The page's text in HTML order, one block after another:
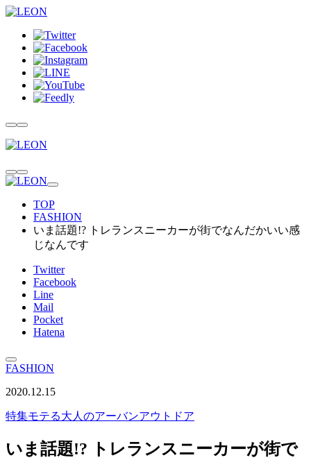
TOP
FASHION
いま話題!? トレランスニーカーが街でなんだかいい感
じなんです
Twitter
Facebook
Line
Mail
Pocket
Hatena
FASHION
2020.12.15
特集モテる大人のアーバンアウトドア
いま話題!? トレランスニーカーが街で